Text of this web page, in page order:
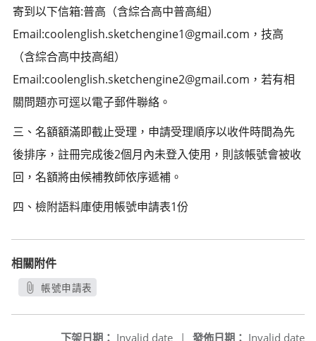
寄到以下信箱:普高（含綜合高中普高組）
Email:coolenglish.sketchengine1@gmail.com，技高
（含綜合高中技高組）
Email:coolenglish.sketchengine2@gmail.com，若有相
關問題亦可逕以電子郵件聯絡。
三、名額額滿即截止受理，申請受理順序以收件時間為先
後排序，註冊完成後2個月內未登入使用，則該帳號會被收
回，名額將由候補教師依序遞補。
四、檢附語料庫使用帳號申請表1份
相關附件
帳號申請表
發佈日期： Invalid date
下架日期： Invalid date |